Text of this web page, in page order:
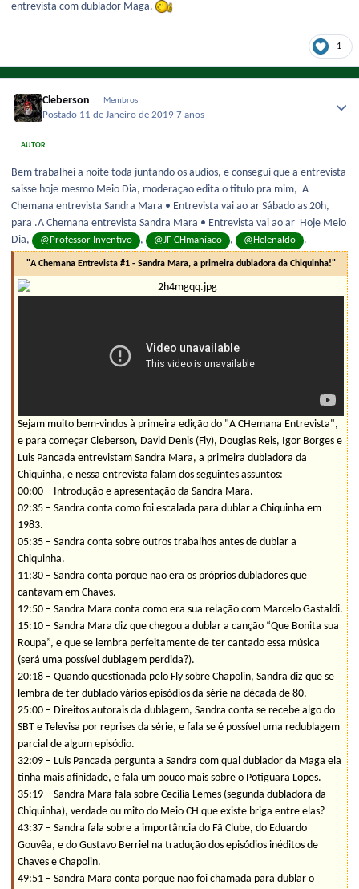
entrevista com dublador Maga.
1
Cleberson Membros
Postado 11 de Janeiro de 20197 anos
AUTOR
Bem trabalhei a noite toda juntando os audios, e consegui que a entrevista
saisse hoje mesmo Meio Dia, moderaçao edita o titulo pra mim, A
Chemana entrevista Sandra Mara • Entrevista vai ao ar Sábado as 20h,
para .A Chemana entrevista Sandra Mara • Entrevista vai ao ar Hoje Meio
Dia,
@Professor Inventivo , @JF CHmaníaco , @Helenaldo .
"A Chemana Entrevista #1 - Sandra Mara, a primeira dubladora da Chiquinha!"
Sejam muito bem-vindos à primeira edição do "A CHemana Entrevista",
e para começar Cleberson, David Denis (Fly), Douglas Reis, Igor Borges e
Luis Pancada entrevistam Sandra Mara, a primeira dubladora da
Chiquinha, e nessa entrevista falam dos seguintes assuntos:
00:00 – Introdução e apresentação da Sandra Mara.
02:35 – Sandra conta como foi escalada para dublar a Chiquinha em
1983.
05:35 – Sandra conta sobre outros trabalhos antes de dublar a
Chiquinha.
11:30 – Sandra conta porque não era os próprios dubladores que
cantavam em Chaves.
12:50 – Sandra Mara conta como era sua relação com Marcelo Gastaldi.
15:10 – Sandra Mara diz que chegou a dublar a canção “Que Bonita sua
Roupa”, e que se lembra perfeitamente de ter cantado essa música
(será uma possível dublagem perdida?).
20:18 – Quando questionada pelo Fly sobre Chapolin, Sandra diz que se
lembra de ter dublado vários episódios da série na década de 80.
25:00 – Direitos autorais da dublagem, Sandra conta se recebe algo do
SBT e Televisa por reprises da série, e fala se é possível uma redublagem
parcial de algum episódio.
32:09 – Luis Pancada pergunta a Sandra com qual dublador da Maga ela
tinha mais afinidade, e fala um pouco mais sobre o Potiguara Lopes.
35:19 – Sandra Mara fala sobre Cecilia Lemes (segunda dubladora da
Chiquinha), verdade ou mito do Meio CH que existe briga entre elas?
43:37 – Sandra fala sobre a importância do Fã Clube, do Eduardo
Gouvêa, e do Gustavo Berriel na tradução dos episódios inéditos de
Chaves e Chapolin.
49:51 – Sandra Mara conta porque não foi chamada para dublar o